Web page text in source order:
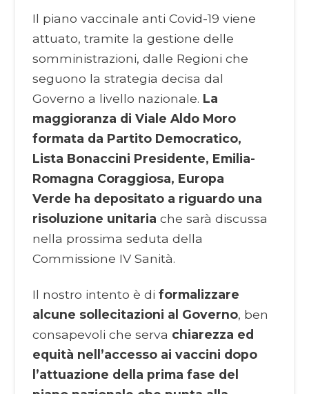
Il piano vaccinale anti Covid-19 viene
attuato, tramite la gestione delle
somministrazioni, dalle Regioni che
seguono la strategia decisa dal
Governo a livello nazionale. La
maggioranza di Viale Aldo Moro
formata da Partito Democratico,
Lista Bonaccini Presidente, Emilia-
Romagna Coraggiosa, Europa
Verde ha depositato a riguardo una
risoluzione unitariache sarà discussa
nella prossima seduta della
Commissione IV Sanità.
Il nostro intento è diformalizzare
alcune sollecitazioni al Governo, ben
consapevoli che serva chiarezza ed
equità nell’accesso ai vaccini dopo
l’attuazione della prima fase del